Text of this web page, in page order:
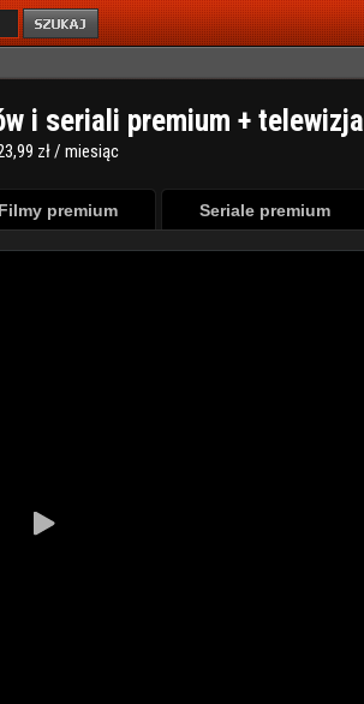
i seriali premium + telewizja
zł / miesiąc
Filmy premium Seriale premium